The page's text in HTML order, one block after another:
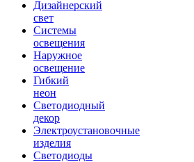
Дизайнерский
свет
Системы
освещения
Наружное
освещение
Гибкий
неон
Светодиодный
декор
Электроустановочные
изделия
Светодиоды